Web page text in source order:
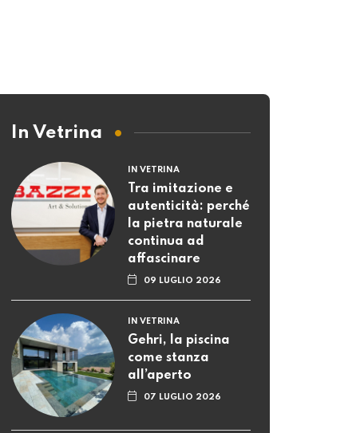
In Vetrina
IN VETRINA
Tra imitazione e
autenticità: perché
la pietra naturale
continua ad
affascinare
09 LUGLIO 2026
IN VETRINA
Gehri, la piscina
come stanza
all’aperto
07 LUGLIO 2026